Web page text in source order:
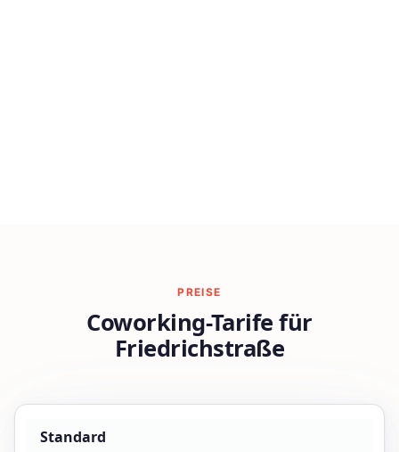
PREISE
Coworking-Tarife für
Friedrichstraße
Standard